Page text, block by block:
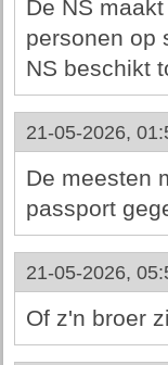
De NS
personen op
NS beschikt
21-05-2026,
De meesten
passport
21-05-2026,
Of z'n broer